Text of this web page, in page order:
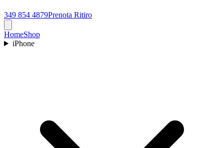
349 854 4879Prenota Ritiro
HomeShop
iPhone